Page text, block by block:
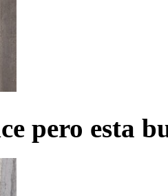
pero esta